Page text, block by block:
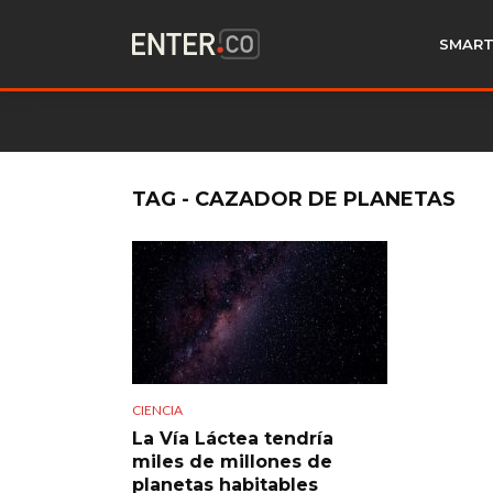
TAG - CAZADOR DE PLANETAS
CIENCIA
La Vía Láctea tendría
miles de millones de
planetas habitables